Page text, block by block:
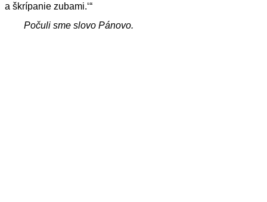
a škrípanie zubami.‘“
Počuli sme slovo Pánovo.